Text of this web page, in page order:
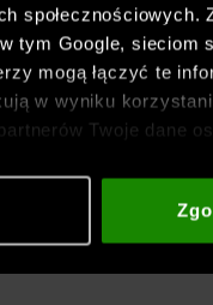
społecznościowych.
tym Google, sieciom
mogą łączyć te
w wyniku
Twoje dane
Polityce prywatności